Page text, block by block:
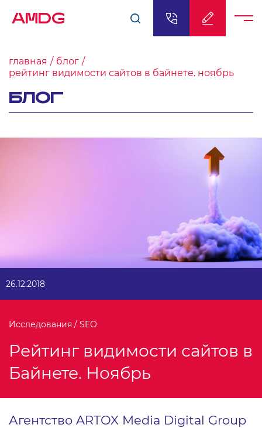
AMDG
главная
блог
рейтинг видимости сайтов в байнете. ноябрь
БЛОГ
26.12.2018
Исследования / SEO
Рейтинг видимости сайтов в
Байнете. Ноябрь
Агентство ARTOX Media Digital Group